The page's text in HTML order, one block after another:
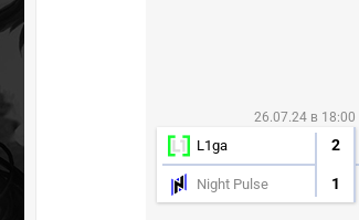
26.07.24 в 18:00
L1ga 2
Night Pulse 1